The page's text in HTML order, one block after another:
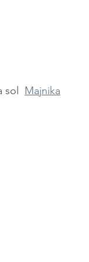
sol Majnika